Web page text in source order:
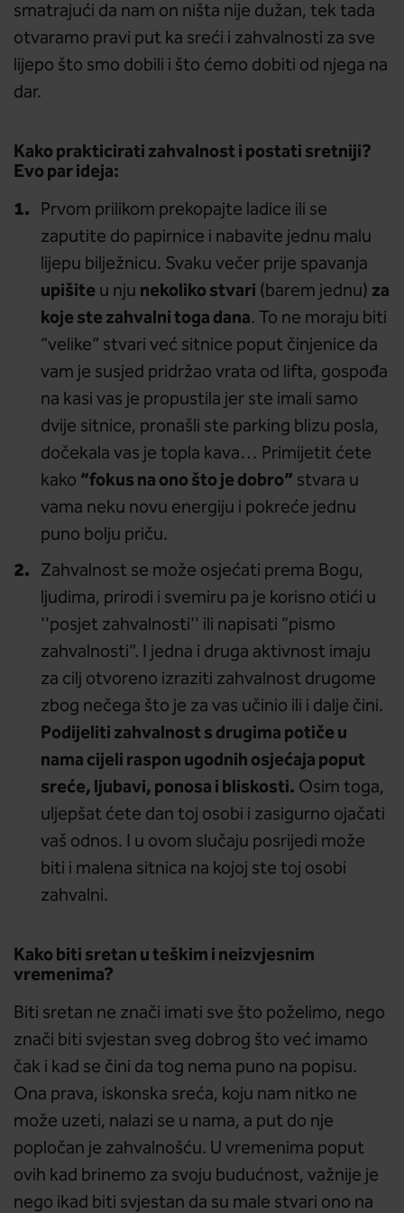
smatrajući da nam on ništa nije dužan, tek tada
otvaramo pravi put ka sreći i zahvalnosti za sve
lijepo što smo dobili i što ćemo dobiti od njega na
dar.
Kako prakticirati zahvalnost i postati sretniji?
Evo par ideja:
Prvom prilikom prekopajte ladice ili se
zaputite do papirnice i nabavite jednu malu
lijepu bilježnicu. Svaku večer prije spavanja
upišite u nju nekoliko stvari (barem jednu) za
koje ste zahvalni toga dana. To ne moraju biti
“velike” stvari već sitnice poput činjenice da
vam je susjed pridržao vrata od lifta, gospođa
na kasi vas je propustila jer ste imali samo
dvije sitnice, pronašli ste parking blizu posla,
dočekala vas je topla kava… Primijetit ćete
kako “fokus na ono što je dobro” stvara u
vama neku novu energiju i pokreće jednu
puno bolju priču.
Zahvalnost se može osjećati prema Bogu,
ljudima, prirodi i svemiru pa je korisno otići u
''posjet zahvalnosti'' ili napisati “pismo
zahvalnosti”. I jedna i druga aktivnost imaju
za cilj otvoreno izraziti zahvalnost drugome
zbog nečega što je za vas učinio ili i dalje čini.
Podijeliti zahvalnost s drugima potiče u
nama cijeli raspon ugodnih osjećaja poput
sreće, ljubavi, ponosa i bliskosti. Osim toga,
uljepšat ćete dan toj osobi i zasigurno ojačati
vaš odnos. I u ovom slučaju posrijedi može
biti i malena sitnica na kojoj ste toj osobi
zahvalni.
Kako biti sretan u teškim i neizvjesnim
vremenima?
Biti sretan ne znači imati sve što poželimo, nego
znači biti svjestan sveg dobrog što već imamo
čak i kad se čini da tog nema puno na popisu.
Ona prava, iskonska sreća, koju nam nitko ne
može uzeti, nalazi se u nama, a put do nje
popločan je zahvalnošću. U vremenima poput
ovih kad brinemo za svoju budućnost, važnije je
nego ikad biti svjestan da su male stvari ono na